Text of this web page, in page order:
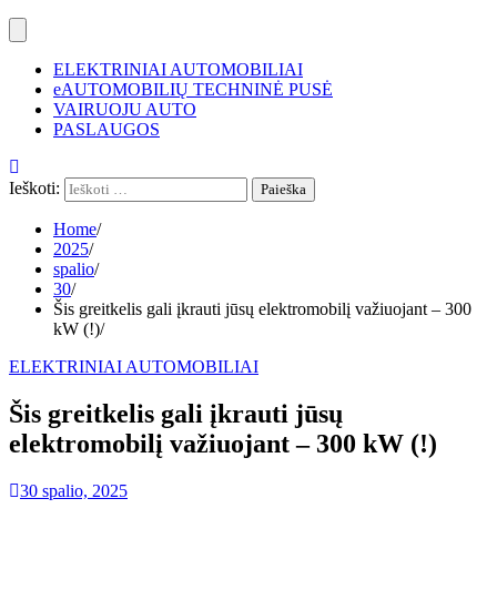
ELEKTRINIAI AUTOMOBILIAI
eAUTOMOBILIŲ TECHNINĖ PUSĖ
VAIRUOJU AUTO
PASLAUGOS
Ieškoti:
Home
2025
spalio
30
Šis greitkelis gali įkrauti jūsų elektromobilį važiuojant – 300
kW (!)
ELEKTRINIAI AUTOMOBILIAI
Šis greitkelis gali įkrauti jūsų
elektromobilį važiuojant – 300 kW (!)
30 spalio, 2025